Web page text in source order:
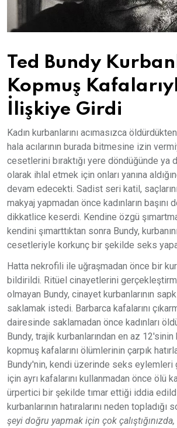
Ted Bundy
Kopmuş
İlişkiye Girdi
Kadın kurbanlarını acımasızca
hala acılarının burada bitmesine izin
cesetlerini bıraktığı yere döndüğünde
olarak ihlal etmek için onları yanına
devam edecekti. Sadist seri katil,
makyaj yapmadan önce kadınların
dikkatlice keserdi. Kendine özgü
kendini şımarttıktan sonra Bundy,
cesetleriyle korkunç bir şekilde seks
Hatta nekrofili ile uğraşmadan önce bir
bildirildi. Ritüel cinayetlerini
olmayan Bundy, cinayet kurbanlarının
saklamak istedi. Barbarca kafalarını
dairesinde saklamadan önce kadınları
Bundy, trajik kurbanlarından en az 12'sinin
kopmuş kafalarını ölümlerinin çarpık
Bundy'nin, kendi üzerinde seks eylemleri
için ayrı kafalarını kullanmadan önce ölü
ürpertici bir şekilde tımar ettiği iddia
kurbanlarının hatıralarını neden topladığı
şeyi doğru yapmak için çok